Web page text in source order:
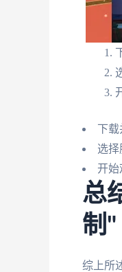
下载
选择
开始
总
制"
综上所